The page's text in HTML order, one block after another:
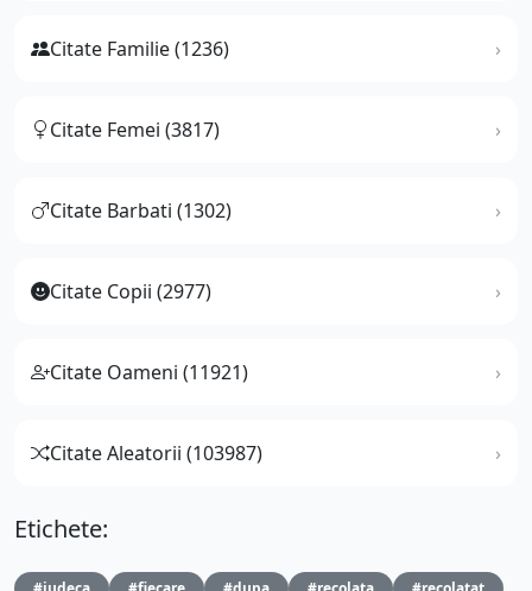
Citate Familie (1236)
Citate Femei (3817)
Citate Barbati (1302)
Citate Copii (2977)
Citate Oameni (11921)
Citate Aleatorii (103987)
Etichete: